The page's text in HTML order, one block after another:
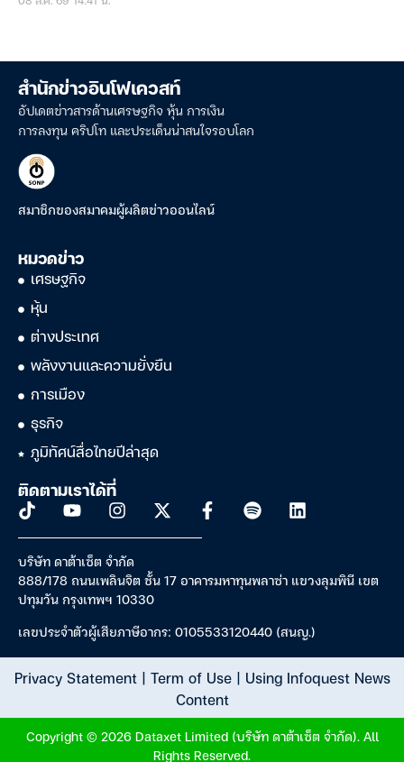
สำนักข่าวอินโฟเควสท์
อัปเดตข่าวสารด้านเศรษฐกิจ หุ้น การเงิน
การลงทุน คริปโท และประเด็นน่าสนใจรอบโลก
สมาชิกของสมาคมผู้ผลิตข่าวออนไลน์
หมวดข่าว
เศรษฐกิจ
หุ้น
ต่างประเทศ
พลังงานและความยั่งยืน
การเมือง
ธุรกิจ
ภูมิทัศน์สื่อไทยปีล่าสุด
ติดตามเราได้ที่
บริษัท ดาต้าเซ็ต จำกัด
888/178 ถนนเพลินจิต ชั้น 17 อาคารมหาทุนพลาซ่า แขวงลุมพินี เขต
ปทุมวัน กรุงเทพฯ 10330
เลขประจำตัวผู้เสียภาษีอากร: 0105533120440 (สนญ.)
Privacy Statement| Term of Use| Using Infoquest News
Content
Copyright © 2026 Dataxet Limited (บริษัท ดาต้าเซ็ต จำกัด). All
Rights Reserved.